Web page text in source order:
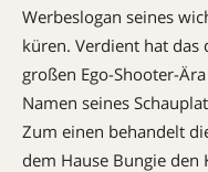
Werbeslogan seines
küren. Verdient hat das
großen Ego-Shooter-
Namen seines
Zum einen behandelt
dem Hause Bungie den